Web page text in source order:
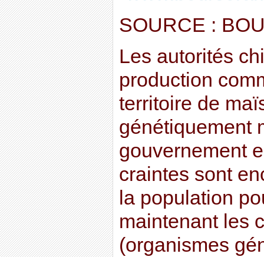
SOURCE :
Les autorités
production
territoire de
génétiquement
gouvernement
craintes sont
la population
maintenant les
(organismes